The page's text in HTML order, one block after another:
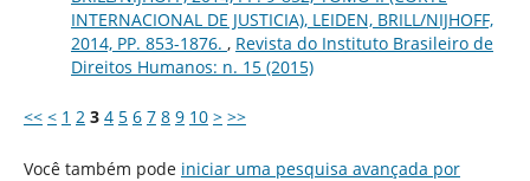
INTERNACIONAL DE JUSTICIA), LEIDEN, BRILL/NIJHOFF,
2014, PP. 853-1876. , Revista do Instituto Brasileiro de
Direitos Humanos: n. 15 (2015)
<< < 1 2 3 4 5 6 7 8 9 10 > >>
Você também pode iniciar uma pesquisa avançada por